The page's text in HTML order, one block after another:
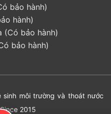
bảo hành)
hành)
(Có bảo hành)
bảo hành)
môi trường và thoát nước
2015